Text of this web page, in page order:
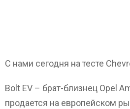
С нами сегодня на тесте
Bolt EV – брат-близнец Opel
продается на европейском